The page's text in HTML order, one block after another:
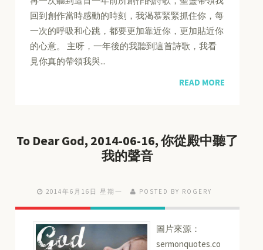
回到創作當時感動的時刻，我渴慕緊緊抓住你，每
一次的呼吸和心跳，都要更加靠近你，更加貼近你
的心意。 主呀，一年後的我聽到這首詩歌，我看
見你真的帶領我與...
READ MORE
To Dear God, 2014-06-16, 你從殿中聽了
我的聲音
2014年6月16日 星期一 POSTED BY ROGERY
圖片來源：
sermonquotes.co